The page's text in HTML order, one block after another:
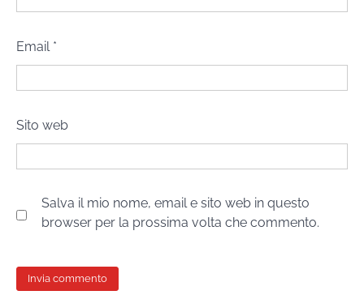
Email *
Sito web
Salva il mio nome, email e sito web in questo
browser per la prossima volta che commento.